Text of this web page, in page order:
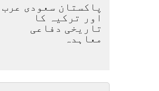
پاکستان سعودی عرب
اور ترکیہ کا
تاریخی دفاعی
معاہدہ